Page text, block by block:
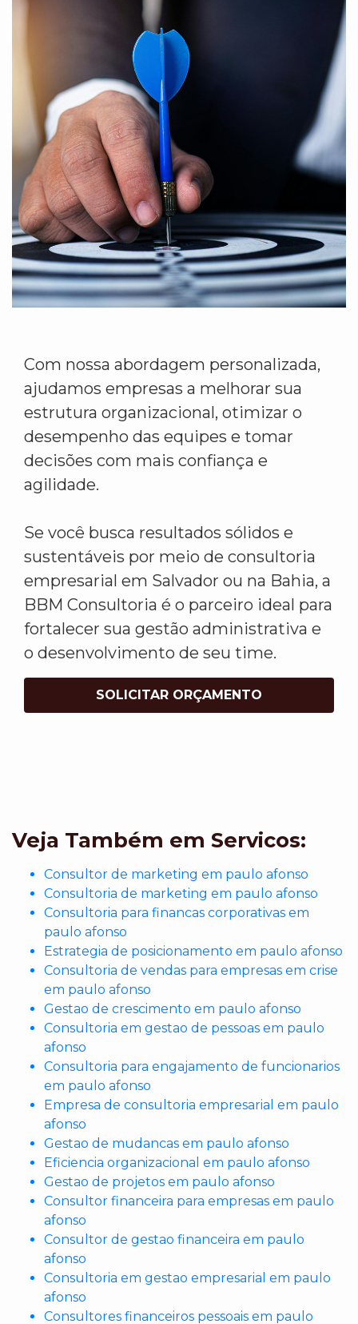
Com nossa abordagem personalizada,
ajudamos empresas a melhorar sua
estrutura organizacional, otimizar o
desempenho das equipes e tomar
decisões com mais confiança e
agilidade.
Se você busca resultados sólidos e
sustentáveis por meio de consultoria
empresarial em Salvador ou na Bahia, a
BBM Consultoria é o parceiro ideal para
fortalecer sua gestão administrativa e
o desenvolvimento de seu time.
SOLICITAR ORÇAMENTO
Veja Também em Servicos:
Consultor de marketing em paulo afonso
Consultoria de marketing em paulo afonso
Consultoria para financas corporativas em
paulo afonso
Estrategia de posicionamento em paulo afonso
Consultoria de vendas para empresas em crise
em paulo afonso
Gestao de crescimento em paulo afonso
Consultoria em gestao de pessoas em paulo
afonso
Consultoria para engajamento de funcionarios
em paulo afonso
Empresa de consultoria empresarial em paulo
afonso
Gestao de mudancas em paulo afonso
Eficiencia organizacional em paulo afonso
Gestao de projetos em paulo afonso
Consultor financeira para empresas em paulo
afonso
Consultor de gestao financeira em paulo
afonso
Consultoria em gestao empresarial em paulo
afonso
Consultores financeiros pessoais em paulo